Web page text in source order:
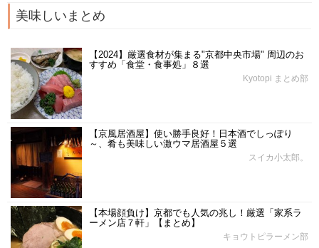
美味しいまとめ
【2024】厳選食材が集まる"京都中央市場" 周辺のお
すすめ「食堂・食事処」８選
Kyotopi まとめ部
【京風居酒屋】使い勝手良好！日本酒でしっぽり
～、肴も美味しい激ウマ居酒屋５選
スイカ小太郎。
【本場顔負け】京都でも人気の兆し！厳選「家系ラ
ーメン店７軒」【まとめ】
キョウトピラーメン部